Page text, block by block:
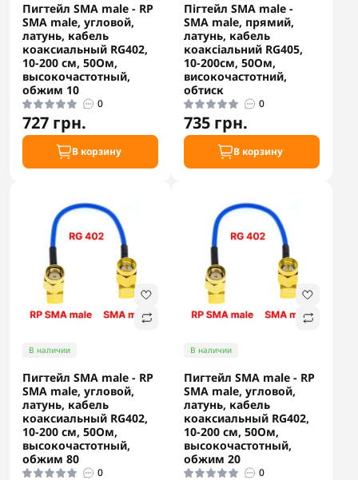
Пигтейл SMA male - RP
SMA male, угловой,
латунь, кабель
коаксиальный RG402,
10-200 см, 50Ом,
высокочастотный,
обжим 10
0
727 грн.
В корзину
Пігтейл SMA male -
SMA male, прямий,
латунь, кабель
коаксіальний RG405,
10-200см, 50Ом,
високочастотний,
обтиск
0
735 грн.
В корзину
В наличии
Пигтейл SMA male - RP
SMA male, угловой,
латунь, кабель
коаксиальный RG402,
10-200 см, 50Ом,
высокочастотный,
обжим 80
0
В наличии
Пигтейл SMA male - RP
SMA male, угловой,
латунь, кабель
коаксиальный RG402,
10-200 см, 50Ом,
высокочастотный,
обжим 20
0